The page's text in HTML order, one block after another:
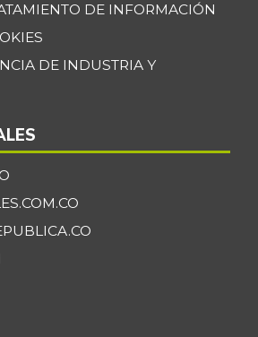
DE INFORMACIÓN
DE INDUSTRIA Y